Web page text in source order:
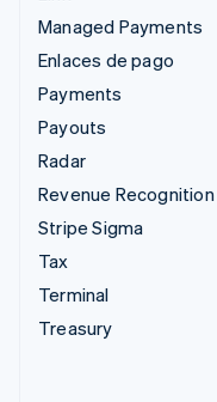
Managed Payments
Enlaces de pago
Payments
Payouts
Radar
Revenue Recognition
Stripe Sigma
Tax
Terminal
Treasury